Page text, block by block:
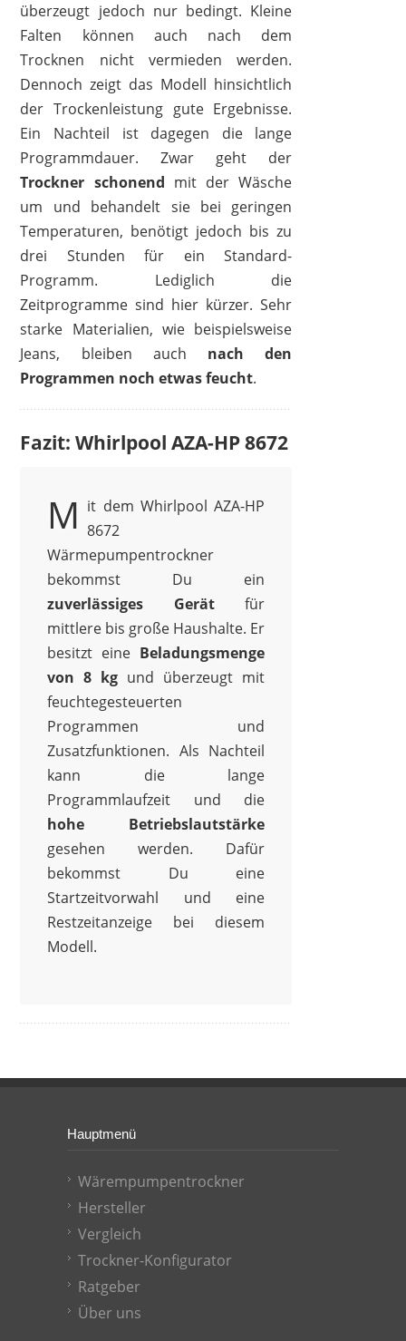
überzeugt jedoch nur bedingt. Kleine
Falten können auch nach dem
Trocknen nicht vermieden werden.
Dennoch zeigt das Modell hinsichtlich
der Trockenleistung gute Ergebnisse.
Ein Nachteil ist dagegen die lange
Programmdauer. Zwar geht der
Trockner schonend mit der Wäsche
um und behandelt sie bei geringen
Temperaturen, benötigt jedoch bis zu
drei Stunden für ein Standard-
Programm. Lediglich die
Zeitprogramme sind hier kürzer. Sehr
starke Materialien, wie beispielsweise
Jeans, bleiben auch nach den
Programmen noch etwas feucht.
Fazit: Whirlpool AZA-HP 8672
M it dem Whirlpool AZA-HP
8672
Wärmepumpentrockner
bekommst Du ein
zuverlässiges Gerätfür
mittlere bis große Haushalte. Er
besitzt eine Beladungsmenge
von 8 kg und überzeugt mit
feuchtegesteuerten
Programmen und
Zusatzfunktionen. Als Nachteil
kann die lange
Programmlaufzeit und die
hohe Betriebslautstärke
gesehen werden. Dafür
bekommst Du eine
Startzeitvorwahl und eine
Restzeitanzeige bei diesem
Modell.
Hauptmenü
Wärempumpentrockner
Hersteller
Vergleich
Trockner-Konfigurator
Ratgeber
Über uns